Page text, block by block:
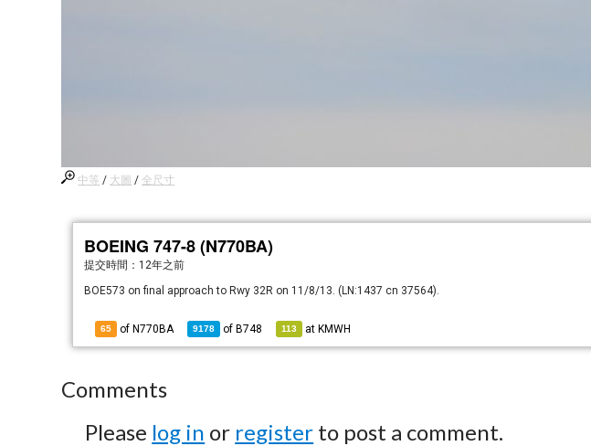
中等 / 大圖 / 全尺寸
BOEING 747-8 (N770BA)
提交時間： 12年之前
BOE573 on final approach to Rwy 32R on 11/8/13. (LN:1437 cn 37564).
65 of N770BA 9178 of B748 113 at KMWH
Comments
Please log in or register to post a comment.